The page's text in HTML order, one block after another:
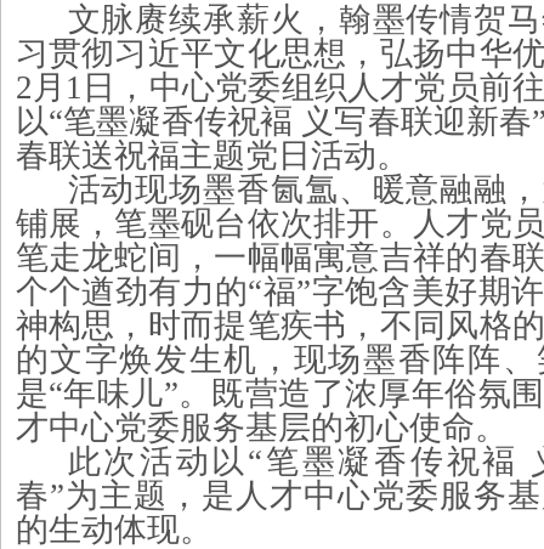
文脉赓续承薪火，翰墨传情贺
习贯彻习近平文化思想，弘扬中华
2月1日，中心党委组织人才党员前
以“笔墨凝香传祝褔 义写春联迎新春
春联送祝福主题党日活动。
活动现场墨香氤氲、暖意融融
铺展，笔墨砚台依次排开。人才党
笔走龙蛇间，一幅幅寓意吉祥的春
个个遒劲有力的“福”字饱含美好期
神构思，时而提笔疾书，不同风格
的文字焕发生机，现场墨香阵阵
是“年味儿”。既营造了浓厚年俗氛
才中心党委服务基层的初心使命。
此次活动以 “笔墨凝香传祝褔
春”为主题，是人才中心党委服务
的生动体现。